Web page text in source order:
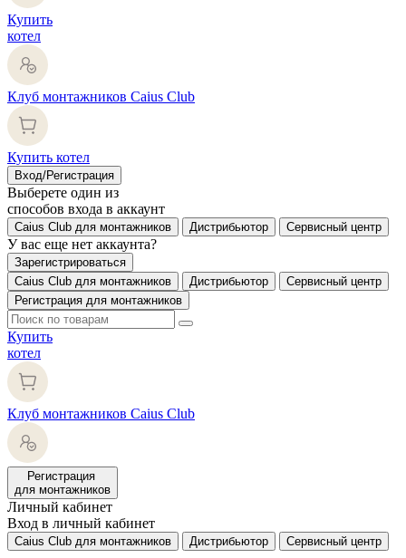
Купить
котел
Клуб монтажников Caius Club
Купить котел
Вход/Регистрация
Выберете один из
способов входа в аккаунт
Caius Club для монтажников Дистрибьютор Сервисный центр
У вас еще нет аккаунта?
Зарегистрироваться
Caius Club для монтажников
Дистрибьютор
Сервисный центр
Регистрация для монтажников
Купить
котел
Клуб монтажников Caius Club
Регистрация
для монтажников
Личный кабинет
Вход в личный кабинет
Caius Club для монтажников Дистрибьютор Сервисный центр